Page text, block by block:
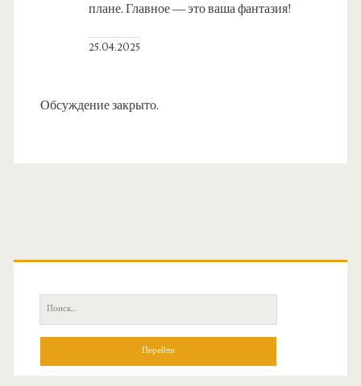
плане. Главное — это ваша фантазия!
25.04.2025
Обсуждение закрыто.
О
П
о